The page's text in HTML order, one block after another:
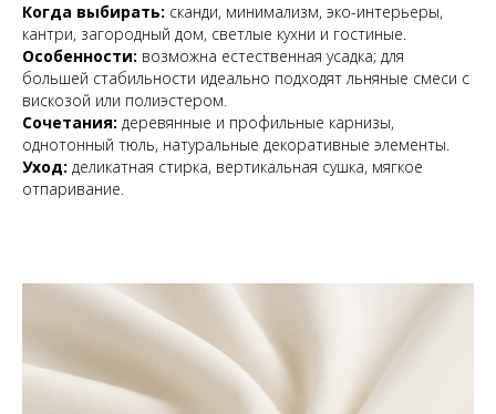
Когда выбирать: сканди, минимализм, эко-интерьеры,
кантри, загородный дом, светлые кухни и гостиные.
Особенности: возможна естественная усадка; для
большей стабильности идеально подходят льняные смеси с
вискозой или полиэстером.
Сочетания: деревянные и профильные карнизы,
однотонный тюль, натуральные декоративные элементы.
Уход: деликатная стирка, вертикальная сушка, мягкое
отпаривание.